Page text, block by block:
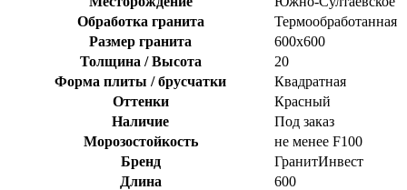
Обработка гранита
Термообработанная
Размер гранита
600х600
Толщина / Высота
20
Форма плиты / брусчатки
Квадратная
Оттенки
Красный
Наличие
Под заказ
Морозостойкость
не менее F100
Бренд
ГранитИнвест
Длина
600